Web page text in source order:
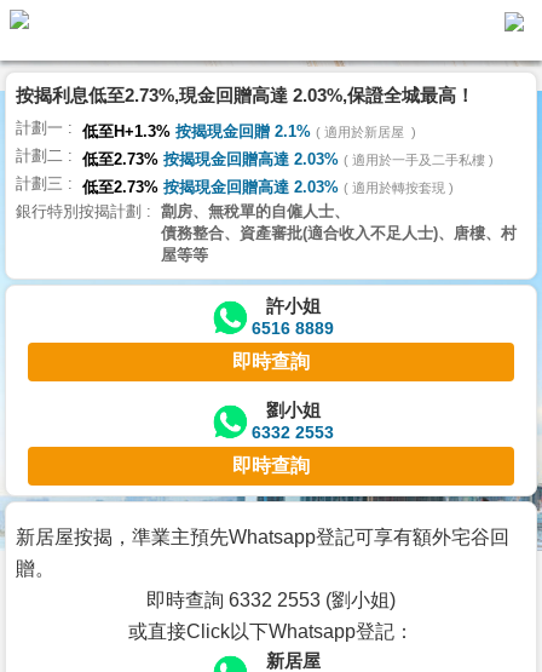
代
理
主
頁
搵
樓/
交
業
主
宅
谷
按
按揭利息低至2.73%,現金回贈高達 2.03%,保證全城最高！
計劃一 低至H+1.3% 按揭現金回贈 2.1% 適用於新居屋
計劃二 低至2.73% 按揭現金回贈高達 2.03% 適用於一手及二手私樓
計劃三 低至2.73% 按揭現金回贈高達 2.03% 適用於轉按套現
銀行特別按揭計劃
劏房、無稅單的自僱人士、
債務整合、資產審批(適合收入不足人士)、唐樓、村
屋等等
許小姐
6516 8889
即時查詢
劉小姐
6332 2553
即時查詢
新居屋按揭，準業主預先Whatsapp登記可享有額外宅谷回
贈。
即時查詢 6332 2553 (劉小姐)
或直接Click以下Whatsapp登記：
新居屋